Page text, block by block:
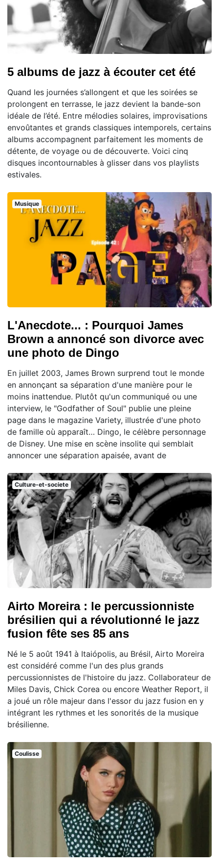
5 albums de jazz à écouter cet été
Quand les journées s’allongent et que les soirées se
prolongent en terrasse, le jazz devient la bande-son
idéale de l’été. Entre mélodies solaires, improvisations
envoûtantes et grands classiques intemporels, certains
albums accompagnent parfaitement les moments de
détente, de voyage ou de découverte. Voici cinq
disques incontournables à glisser dans vos playlists
estivales.
Musique
L'Anecdote... : Pourquoi James
Brown a annoncé son divorce avec
une photo de Dingo
En juillet 2003, James Brown surprend tout le monde
en annonçant sa séparation d'une manière pour le
moins inattendue. Plutôt qu'un communiqué ou une
interview, le "Godfather of Soul" publie une pleine
page dans le magazine Variety, illustrée d'une photo
de famille où apparaît… Dingo, le célèbre personnage
de Disney. Une mise en scène insolite qui semblait
annoncer une séparation apaisée, avant de
Culture-et-societe
Airto Moreira : le percussionniste
brésilien qui a révolutionné le jazz
fusion fête ses 85 ans
Né le 5 août 1941 à Itaiópolis, au Brésil, Airto Moreira
est considéré comme l'un des plus grands
percussionnistes de l'histoire du jazz. Collaborateur de
Miles Davis, Chick Corea ou encore Weather Report, il
a joué un rôle majeur dans l'essor du jazz fusion en y
intégrant les rythmes et les sonorités de la musique
brésilienne.
Coulisse